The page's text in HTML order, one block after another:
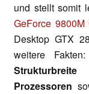
und stellt somit
GeForce 9800M
Desktop GTX
weitere
Strukturbreite
Prozessoren